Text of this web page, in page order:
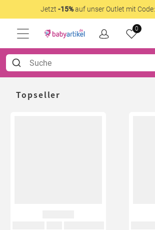
Jetzt -15%auf unser Outlet mit Code:
0
Topseller